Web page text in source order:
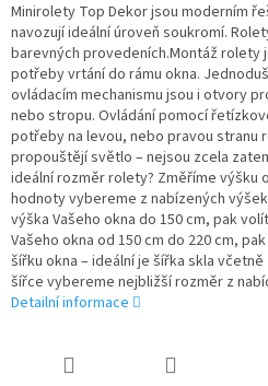
Minirolety Top Dekor jsou moderním
navozují ideální úroveň soukromí.
barevných provedeních.Montáž rolety
potřeby vrtání do rámu okna.
ovládacím mechanismu jsou i otvory
nebo stropu. Ovládání pomocí
potřeby na levou, nebo pravou stranu
propouštějí světlo – nejsou zcela
ideální rozměr rolety? Změříme výšku
hodnoty vybereme z nabízených
výška Vašeho okna do 150 cm, pak
Vašeho okna od 150 cm do 220 cm,
šířku okna – ideální je šířka skla
šířce vybereme nejbližší rozměr z
Detailní informace